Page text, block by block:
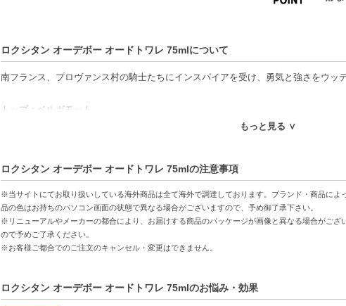
ロクシタン オーデボー オードトワレ 75mlについて
南フランス、プロヴァンス村の騎士たちにインスパイアを受け、勇気と強さをウッ
トップ：ベルガモット
【ご注意ください】
◇こちらの商品は代引きでの発送ができかねます。代引きでご注文いただいた場合
コンビニ後払いには、決済代行会社による審査がございます。予めご了承ください。
◇こちらの商品は、ヤマト運輸、佐川急便もしくは日本郵便で発送をさせて頂きま
◇お届け日・お時間帯指定は承っておりません。
◇配送伝票の依頼主名、納品書に弊社以外の物流センター社名が記載されることがあ
◇上記注意書き記載がある商品の合計金額が16666円以上の場合、別途手数料が発
◇1件のご注文でも倉庫が異なる場合や配送用箱の関係で荷物を分割して配送する場
もっと見る ∨
ロクシタン オーデボー オードトワレ 75mlの注意事項
※当サイトにてお取り扱いしている海外商品は全て海外で調達しております。ブランド・商品によ
品の色はお持ちのパソコン画面の状態で異なる場合がございますので、予め御了承下さい。
※リニューアルやメーカーの都合により、お届けする商品のパッケージが画像と異なる場合がござ
ので予めご了承ください。
※お客様ご都合でのご注文のキャンセル・変更はできません。
ロクシタン オーデボー オードトワレ 75mlのお悩み・効果